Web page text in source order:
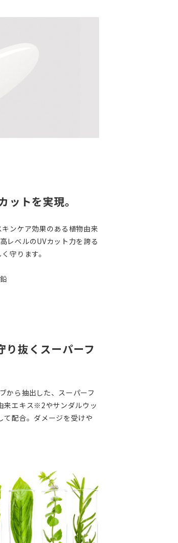
ットを実現。
ンケア効果のある植物由来
レベルのUVカット力を誇る
守ります。
り抜くスーパーフ
から抽出した、スーパーフ
来エキス※2やサンダルウッ
配合。ダメージを受けや